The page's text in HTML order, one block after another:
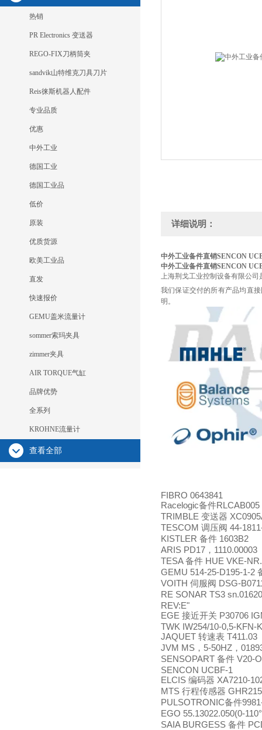
热销
PR Electronics 变送器
REGO-FIX刀柄筒夹
sandvik山特维克刀具刀片
Reis徕斯机器人配件
专业品质
优惠
中外工业
德国工业
德国工业品
低价
原装
优质货源
欧美工业品
直发
快速报价
GEMU盖米流量计
sommer索玛夹具
zimmer夹具
AIR TORQUE气缸
品牌优势
全系列
KROHNE流量计
查看全部
详细说明：
中外工业备件直销SENCON
中外工业备件直销SENCON
上海荆戈工业控制设备有限公
我们保证交付的所有产品均直
明。
FIBRO 0643841
Racelogic备件RLCAB005
TRIMBLE 变送器
TESCOM 调压阀 44-
KISTLER 备件 1603B2
ARIS PD17 ， 1110.00003
TESA备件 HUE VKE-
GEMU 514-25-D195-1-2
VOITH 伺服阀 DSG-
RE SONAR TS3
REV:E"
EGE 接近开关 P30706
TWK IW254/10-0,5-KFN-
JAQUET 转速表 T411.03
JVM MS ， 5-50HZ ，
SENSOPART 备件 V20-
SENCON UCBF-1
ELCIS 编码器 XA7210-
MTS 行程传感器
PULSOTRONIC备件
EGO 55.13022.050(0-110°
SAIA BURGESS 备件